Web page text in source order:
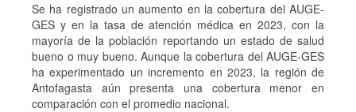
Se ha registrado un aumento en la cobertura del AUGE-
GES y en la tasa de atención médica en 2023, con la
mayoría de la población reportando un estado de salud
bueno o muy bueno. Aunque la cobertura del AUGE-GES
ha experimentado un incremento en 2023, la región de
Antofagasta aún presenta una cobertura menor en
comparación con el promedio nacional.